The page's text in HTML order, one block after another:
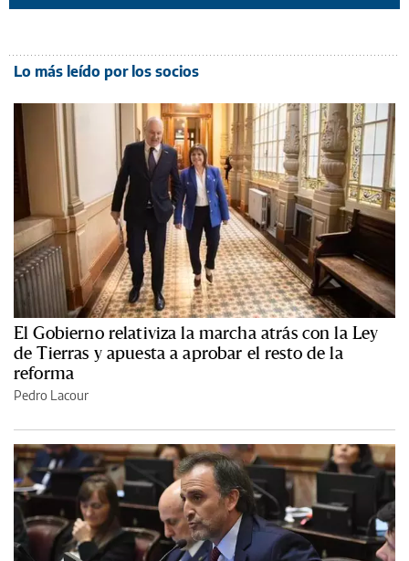
Lo más leído por los socios
El Gobierno relativiza la marcha atrás con la Ley
de Tierras y apuesta a aprobar el resto de la
reforma
Pedro Lacour